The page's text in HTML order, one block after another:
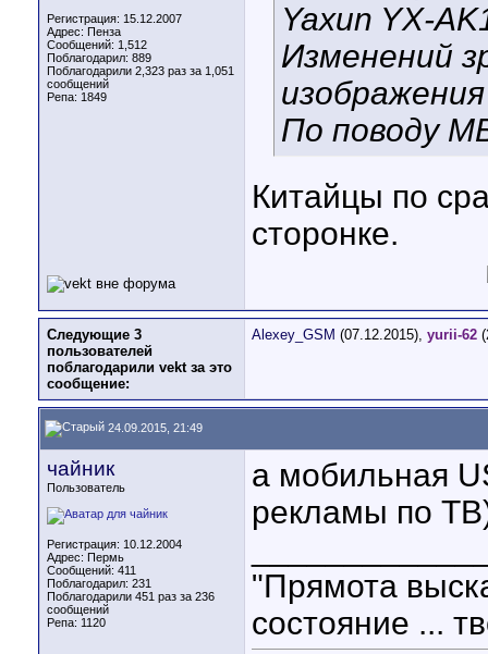
Регистрация: 15.12.2007
Адрес: Пенза
Сообщений: 1,512
Поблагодарил: 889
Поблагодарили 2,323 раз за 1,051
сообщений
Репа: 1849
Yaxun YX-
Изменений
По поводу
Китайцы по
сторонке.
Следующие 3
пользователей
поблагодарили vekt за это
сообщение:
Alexey_GSM (07.12.2015), yurii-62
24.09.2015, 21:49
чайник
Пользователь
Регистрация: 10.12.2004
Адрес: Пермь
Сообщений: 411
Поблагодарил: 231
Поблагодарили 451 раз за 236
сообщений
Репа: 1120
а мобильная
рекламы по
"Прямота
состояние ...